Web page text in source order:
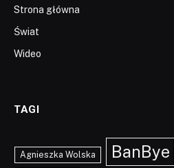
Strona główna
Świat
Wideo
TAGI
Agnieszka Wolska BanBye